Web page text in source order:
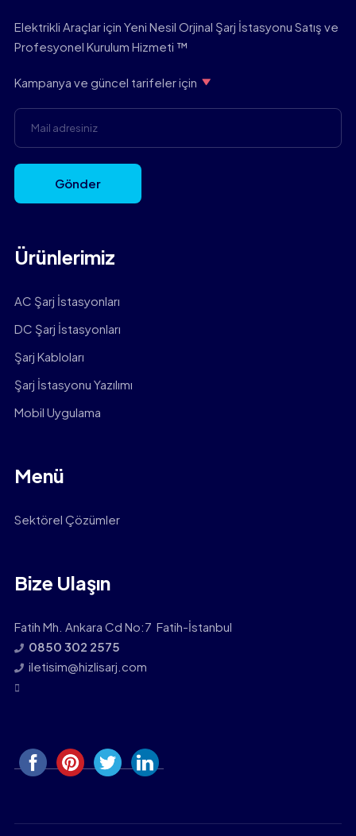
Elektrikli Araçlar için Yeni Nesil Orjinal Şarj İstasyonu Satış ve
Profesyonel Kurulum Hizmeti ™
Kampanya ve güncel tarifeler için
Gönder
Ürünlerimiz
AC Şarj İstasyonları
DC Şarj İstasyonları
Şarj Kabloları
Şarj İstasyonu Yazılımı
Mobil Uygulama
Menü
Sektörel Çözümler
Bize Ulaşın
Fatih Mh. Ankara Cd No:7 Fatih-İstanbul
0850 302 2575
iletisim@hizlisarj.com